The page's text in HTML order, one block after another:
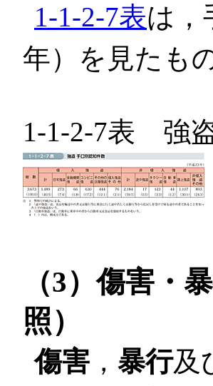
1-1-2-7表は，
年）を見たも
1-1-2-7表 強
（3）傷害・
照）
傷害 ， 暴行及